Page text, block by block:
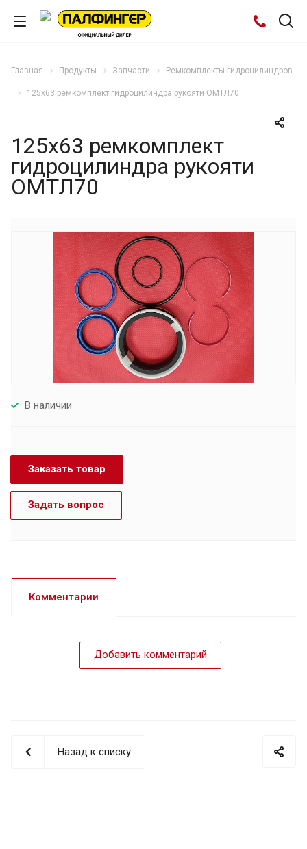
Главная Продукты Запчасти Ремкомплекты гидроцилиндров
125х63 ремкомплект гидроцилиндра рукояти ОМТЛ70
125х63 ремкомплект
гидроцилиндра рукояти
ОМТЛ70
В наличии
Заказать товар
Задать вопрос
Комментарии
Добавить комментарий
Назад к списку